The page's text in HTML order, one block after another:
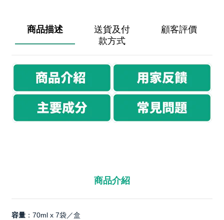
商品描述
送貨及付
款方式
顧客評價
商品介紹
容量 ：70ml x 7袋／盒